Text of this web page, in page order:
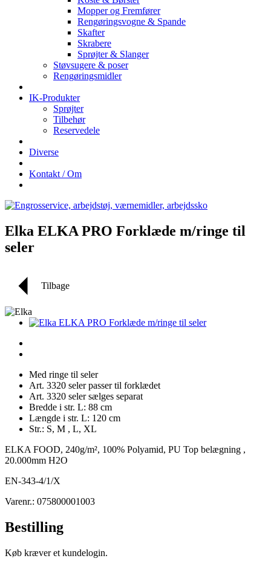
Mopper og Fremfører
Rengøringsvogne & Spande
Skafter
Skrabere
Sprøjter & Slanger
Støvsugere & poser
Rengøringsmidler
IK-Produkter
Sprøjter
Tilbehør
Reservedele
Diverse
Kontakt / Om
Elka ELKA PRO Forklæde m/ringe til
seler
Tilbage
Med ringe til seler
Art. 3320 seler passer til forklædet
Art. 3320 seler sælges separat
Bredde i str. L: 88 cm
Længde i str. L: 120 cm
Str.: S, M , L, XL
ELKA FOOD, 240g/m², 100% Polyamid, PU Top belægning ,
20.000mm H2O
EN-343-4/1/X
Varenr.: 075800001003
Bestilling
Køb kræver et kundelogin.